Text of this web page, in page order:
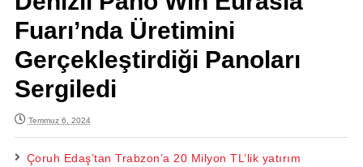
Fuarı’nda Üretimini
Gerçekleştirdiği Panoları
Sergiledi
Temmuz 6, 2024
Çoruh Edaş’tan Trabzon’a 20 Milyon TL’lik yatırım